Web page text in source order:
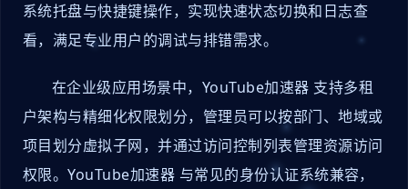
系统托盘与快捷键操作，实现快速状态切换和日志查
看，满足专业用户的调试与排错需求。
在企业级应用场景中，YouTube加速器 支持多租
户架构与精细化权限划分，管理员可以按部门、地域或
项目划分虚拟子网，并通过访问控制列表管理资源访问
权限。YouTube加速器 与常见的身份认证系统兼容，